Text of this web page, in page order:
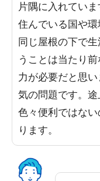
片隅に入れていま
住んでいる国や
同じ屋根の下で
うことは当たり
力が必要だと思
気の問題です。
色々便利ではな
ります。